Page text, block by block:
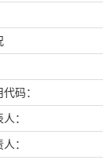
码：
：
：